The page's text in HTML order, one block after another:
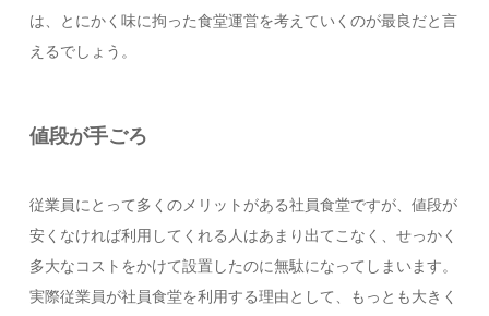
は、とにかく味に拘った食堂運営を考えていくのが最良だと言
えるでしょう。
値段が手ごろ
従業員にとって多くのメリットがある社員食堂ですが、値段が
安くなければ利用してくれる人はあまり出てこなく、せっかく
多大なコストをかけて設置したのに無駄になってしまいます。
実際従業員が社員食堂を利用する理由として、もっとも大きく